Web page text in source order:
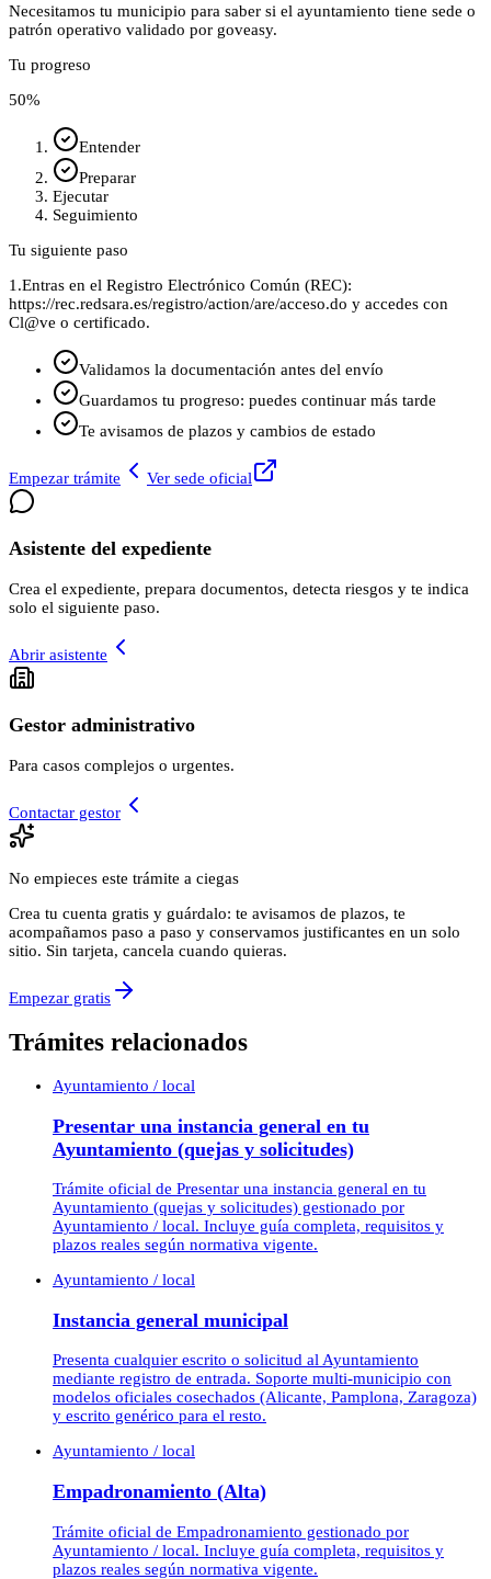
Necesitamos tu municipio para saber si el ayuntamiento tiene sede o
patrón operativo validado por goveasy.
Tu progreso
50%
Entender
Preparar
Ejecutar
Seguimiento
Tu siguiente paso
1.Entras en el Registro Electrónico Común (REC):
https://rec.redsara.es/registro/action/are/acceso.do y accedes con
Cl@ve o certificado.
Validamos la documentación antes del envío
Guardamos tu progreso: puedes continuar más tarde
Te avisamos de plazos y cambios de estado
Empezar trámite Ver sede oficial
Asistente del expediente
Crea el expediente, prepara documentos, detecta riesgos y te indica
solo el siguiente paso.
Abrir asistente
Gestor administrativo
Para casos complejos o urgentes.
Contactar gestor
No empieces este trámite a ciegas
Crea tu cuenta gratis y guárdalo: te avisamos de plazos, te
acompañamos paso a paso y conservamos justificantes en un solo
sitio. Sin tarjeta, cancela cuando quieras.
Empezar gratis
Trámites relacionados
Ayuntamiento / local
Presentar una instancia general en tu
Ayuntamiento (quejas y solicitudes)
Trámite oficial de Presentar una instancia general en tu
Ayuntamiento (quejas y solicitudes) gestionado por
Ayuntamiento / local. Incluye guía completa, requisitos y
plazos reales según normativa vigente.
Ayuntamiento / local
Instancia general municipal
Presenta cualquier escrito o solicitud al Ayuntamiento
mediante registro de entrada. Soporte multi-municipio con
modelos oficiales cosechados (Alicante, Pamplona, Zaragoza)
y escrito genérico para el resto.
Ayuntamiento / local
Empadronamiento (Alta)
Trámite oficial de Empadronamiento gestionado por
Ayuntamiento / local. Incluye guía completa, requisitos y
plazos reales según normativa vigente.